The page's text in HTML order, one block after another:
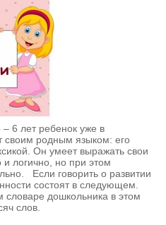
6 лет ребенок уже в
своим родным языком: его
Он умеет выражать свои
логично, но при этом
Если говорить о развитии
состоят в следующем.
дошкольника в этом
слов.